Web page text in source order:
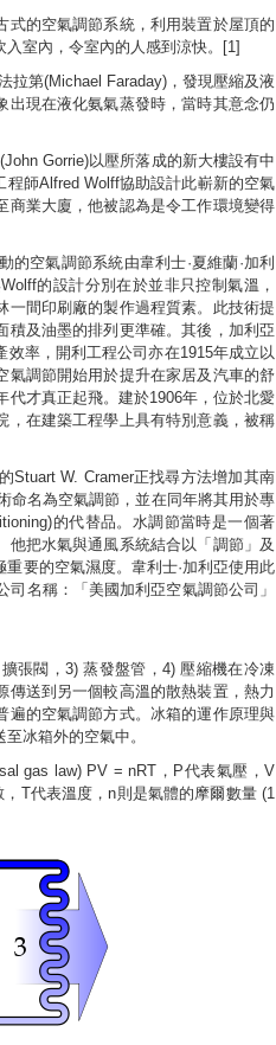
式的空氣調節系統，利用裝置於屋頂的
室內，令室內的人感到涼快。[1]
拉第(Michael Faraday)，發現壓縮及液
出現在液化氨氣蒸發時，當時其意念仍
Gorrie)以壓所落成的新大樓設有中
程師Alfred Wolff協助設計此嶄新的空氣
商業大廈，他被認為是令工作環境變得
的空氣調節系統由韋利士·夏維蘭·加利
的設計分別在於並非只控制氣溫，
一間印刷廠的製作過程質素。此技術提
積及油墨的排列更準確。其後，加利亞
率，開利工程公司亦在1915年成立以
氣調節開始用於提升在家居及汽車的舒
代才真正起飛。建於1906年，位於北愛
，在建築工程學上具有特別意義，被稱
Stuart W. Cramer正找尋方法增加其南
命名為空氣調節，並在同年將其用於專
的代替品。水調節當時是一個著
他把水氣與通風系統結合以「調節」及
要的空氣濕度。韋利士·加利亞使用此
名稱：「美國加利亞空氣調節公司」
張閥，3) 蒸發盤管，4) 壓縮機在冷凍
傳送到另一個較高溫的散熱裝置，熱力
遍的空氣調節方式。冰箱的運作原理與
冰箱外的空氣中。
gas law) PV = nRT，P代表氣壓，V
T代表溫度，n則是氣體的摩爾數量 (1